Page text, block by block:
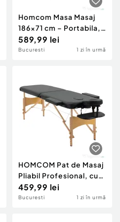
Homcom Masa Masaj
186×71 cm – Portabila,
Reglabila
589,99 lei
Bucuresti 1 zi în urmă
HOMCOM Pat de Masaj
Pliabil Profesional, cu
Înălțime Reglabilă și
Geantă de Transport,
459,99 lei
Bucuresti 1 zi în urmă